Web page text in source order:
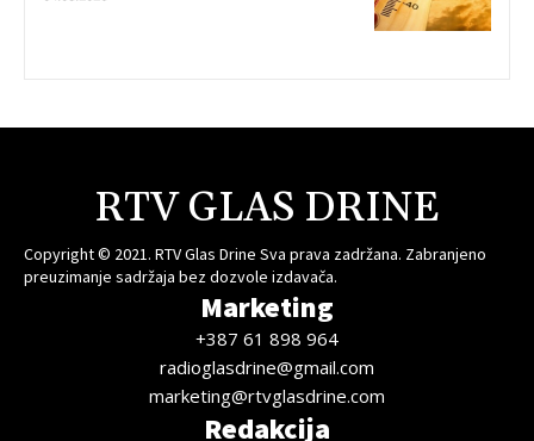
RTV GLAS DRINE
Copyright © 2021. RTV Glas Drine Sva prava zadržana. Zabranjeno
preuzimanje sadržaja bez dozvole izdavača.
Marketing
+387 61 898 964
radioglasdrine@gmail.com
marketing@rtvglasdrine.com
Redakcija